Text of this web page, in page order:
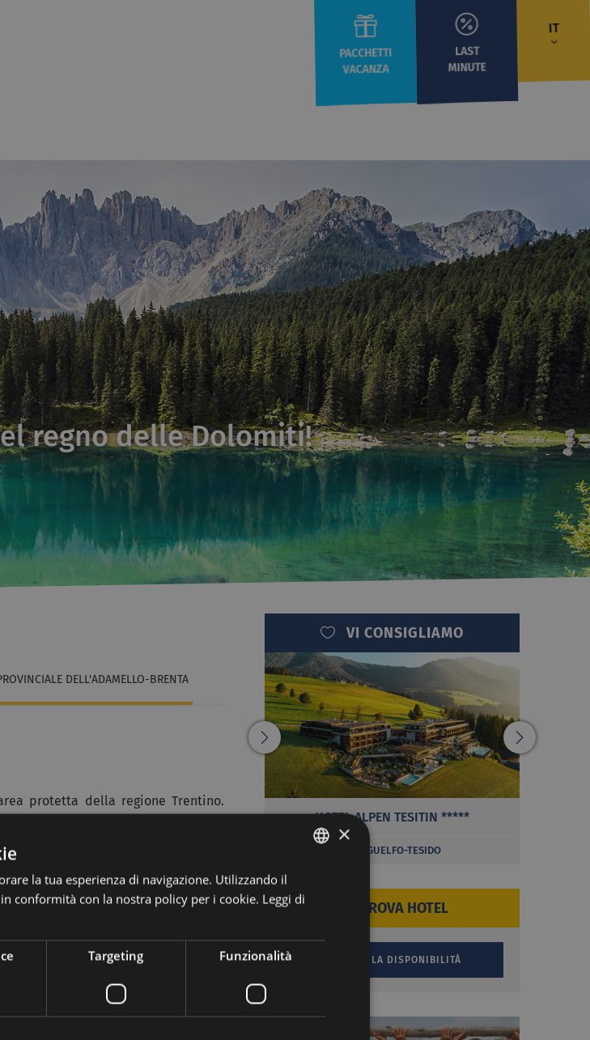
IT
PACCHETTI
VACANZA
LAST
MINUTE
regno delle Dolomiti!
VI CONSIGLIAMO
HOTEL ALPEN TESITIN *****
MONGUELFO-TESIDO
TROVA HOTEL
DELL'ADAMELLO-BRENTA
protetta della regione Trentino.
e cascate limpide si alternano su
Sole.
in due aree distinte, il
Presanella. . I due gruppi montuosi
che rivestono i versanti delle
s.l.m., troverete praterie alpine e
eccezionale varietà è dovuta
GERMAN
×
la tua esperienza di navigazione. Utilizzando il
conformità con la nostra policy per i cookie. Leggi di
Targeting Funzionalità